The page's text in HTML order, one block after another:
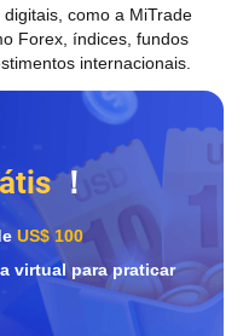
como a MiTrade
Forex, índices, fundos
internacionais.
！
US$ 100
virtual para praticar